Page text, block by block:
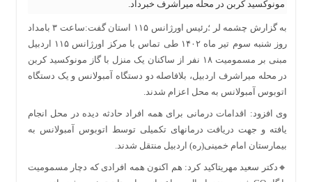
مونوکسید کربن در محله میراشرف خبرداد.
به گزارش چشمه لر ؛رئیس اورژانس ۱۱۵ استان گفت:ساعت ۳ بامداد
روز شنبه سوم تیر ماه ۱۴۰۲ طی تماس با مرکز اورژانس ۱۱۵ اردبیل
مبنی بر مسمومیت ۱۸ نفر از ساکنان یک منزل با گاز مونوکسید کربن
در محله میراشرف اردبیل، بلافاصله دو دستگاه آمبولانس و یک دستگاه
اتوبوس آمبولانس به محل اعزام شدند.
وی افزود: اقدامات درمانی برای همه افراد حادثه دیده در محل انجام
یافته و جهت دریافت درمانهای تکمیلی توسط اتوبوس آمبولانس به
بیمارستان امام خمینی(ره) اردبیل منتقل شدند.
🔸دکتر سعید مهریتاکید کرد: هم اکنون همه افرادی که دچار مسمومیت